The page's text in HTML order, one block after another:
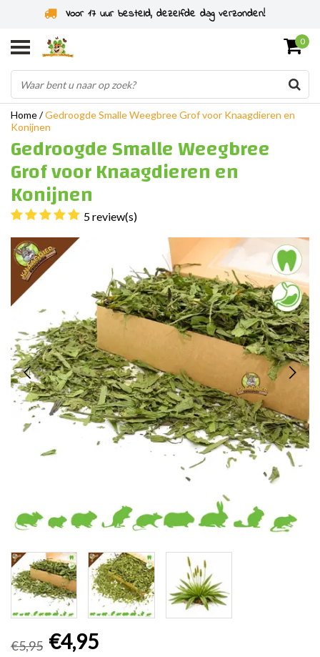
Specialist in knaagdieren sinds 2011
0
Home/Gedroogde Smalle Weegbree Grof voor Knaagdieren en
Konijnen
Gedroogde Smalle Weegbree
Grof voor Knaagdieren en
Konijnen
5 review(s)
€5,95 €4,95